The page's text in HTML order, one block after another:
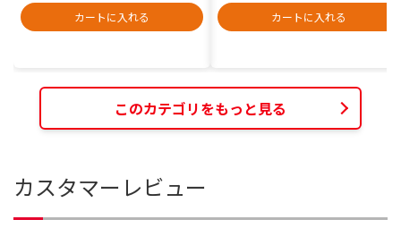
カートに入れる
カートに入れる
このカテゴリをもっと見る
カスタマーレビュー